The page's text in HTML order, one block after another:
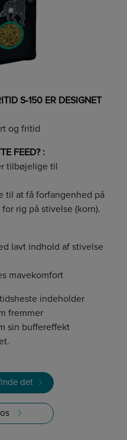
S-150 ER DESIGNET
og fritid
FEED? :
tilbøjelige til
til at få forfangenhed på
rig på stivelse (korn).
lavt indhold af stivelse
mavekomfort
indeholder
fremmer
sin buffereffekt
det